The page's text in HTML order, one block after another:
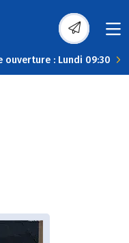
ouverture : Lundi 09:30